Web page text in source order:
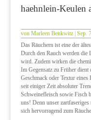
haehnlein-Keulen
von Marleen Benkwitz| Sep.
Das Räuchern ist eine der
Durch den Rauch werden die
wird. Zudem wirken die
Im Gegensatz zu Früher dient
Geschmack oder Textur
seit einiger Zeit absoluter
Schweinefleisch sowie Fisch
uns! Denn unser
sich hervorragend zum